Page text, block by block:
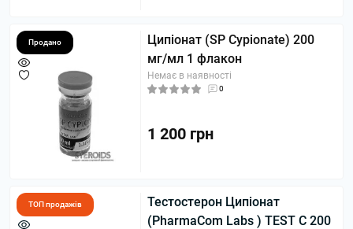
Продано
Ципіонат (SP Cypionate) 200
мг/мл 1 флакон
Немає в наявності
0
1 200 грн
ТОП продажів
Тестостерон Ципіонат
(PharmaCom Labs ) TEST C 200